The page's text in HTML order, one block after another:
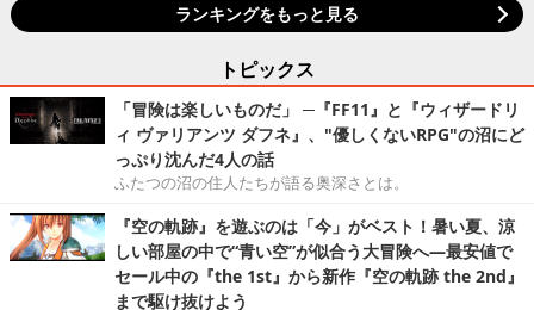
ランキングをもっと見る
トピックス
「冒険は楽しいものだ」 ─『FF11』と『ウィザードリ
ィ ヴァリアンツ ダフネ』、"優しくないRPG"の沼にど
っぷり沈んだ4人の話
ふたつの沼の住人たちが語る奥深さとは。
『空の軌跡』を遊ぶのは「今」がベスト！暑い夏、涼
しい部屋の中で“青い空”が似合う大冒険へ―最安値で
セール中の『the 1st』から新作『空の軌跡 the 2nd』
まで駆け抜けよう